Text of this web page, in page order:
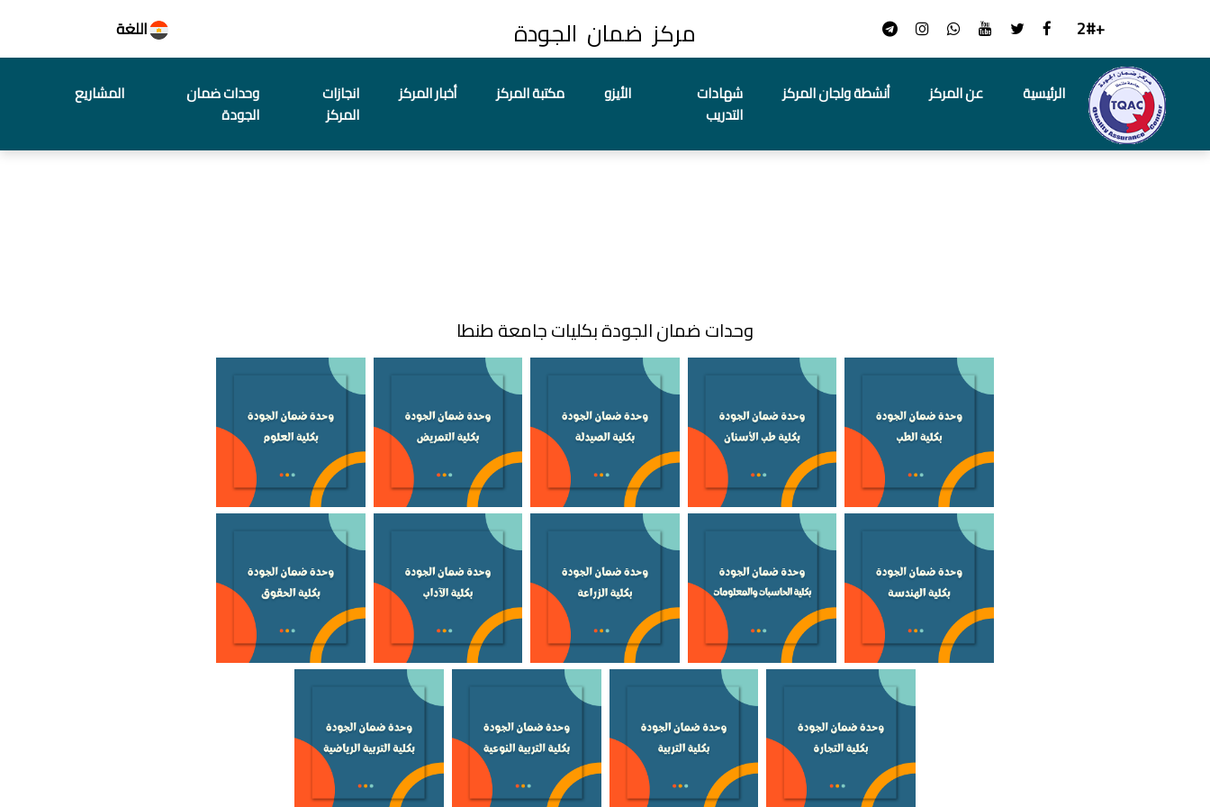
+2# مركز ضمان الجودة اللغة
الرئيسية عن المركز أنشطة ولجان المركز
شهادات
التدريب
الأيزو مكتبة المركز أخبار المركز
انجازات
المركز
وحدات ضمان
الجودة
المشاريع
وحدات ضمان الجودة بكليات جامعة طنطا